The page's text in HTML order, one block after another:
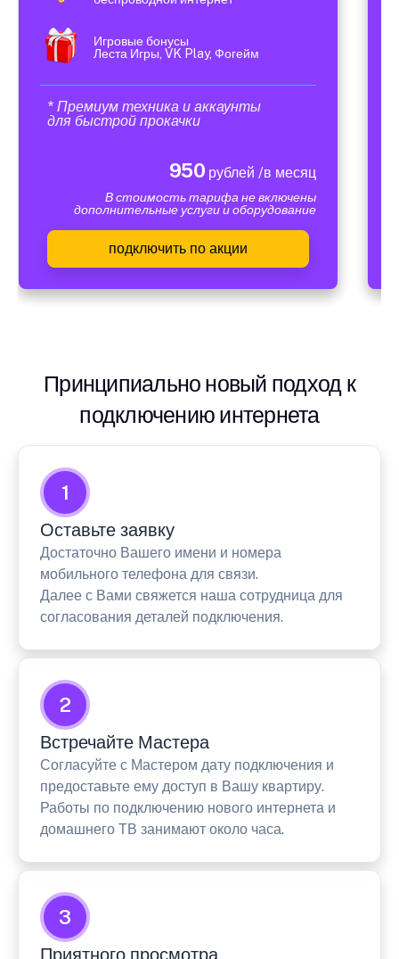
Игровые бонусы
Леста Игры, VK Play, Фогейм
* Премиум техника и аккаунты
для быстрой прокачки
950 рублей /в месяц
В стоимость тарифа не включены
дополнительные услуги и оборудование
подключить по акции
Принципиально новый подход к
подключению интернета
1
Оставьте заявку
Достаточно Вашего имени и номера
мобильного телефона для связи.
Далее с Вами свяжется наша сотрудница для
согласования деталей подключения.
2
Встречайте Мастера
Согласуйте с Мастером дату подключения и
предоставьте ему доступ в Вашу квартиру.
Работы по подключению нового интернета и
домашнего ТВ занимают около часа.
3
Приятного просмотра